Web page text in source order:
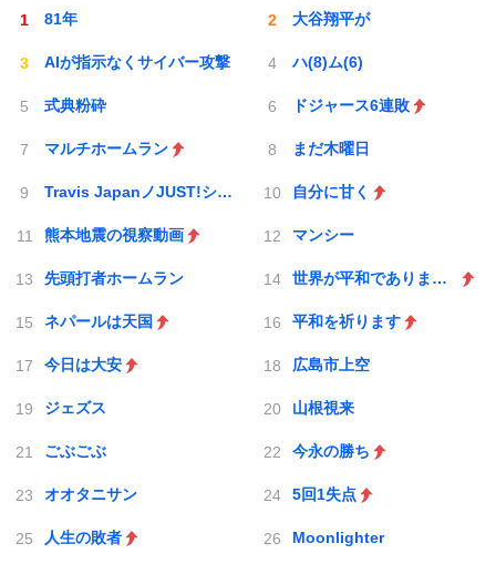
81年 大谷翔平が
AIが指示なくサイバー攻撃 ハ(8)ム(6)
式典粉砕 ドジャース6連敗
マルチホームラン まだ木曜日
Travis JapanノJUST!シン日本遺産 自分に甘く
熊本地震の視察動画 マンシー
先頭打者ホームラン 世界が平和でありますように
ネパールは天国 平和を祈ります
今日は大安 広島市上空
ジェズス 山根視来
ごぶごぶ 今永の勝ち
オオタニサン 5回1失点
人生の敗者 Moonlighter